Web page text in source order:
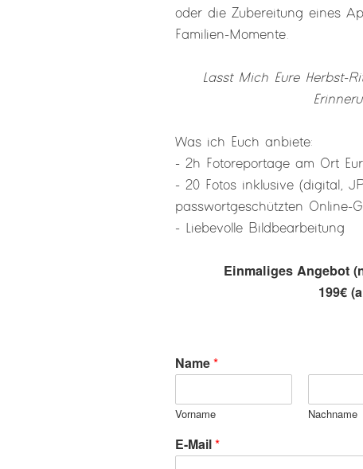
oder die Zubereitung eines
Familien-Momente.
Lasst Mich Eure Herbst-
Was ich Euch anbiete:
- 2h Fotoreportage am Ort
- 20 Fotos inklusive (digital,
passwortgeschützten Online-
- Liebevolle Bildbearbeitung
Einmaliges Angebot
199€
Name*
Vorname Nachname
N
a
E-Mail*